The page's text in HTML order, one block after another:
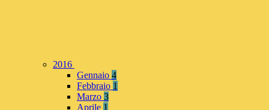
2016
Gennaio 4
Febbraio 1
Marzo 3
Aprile 1